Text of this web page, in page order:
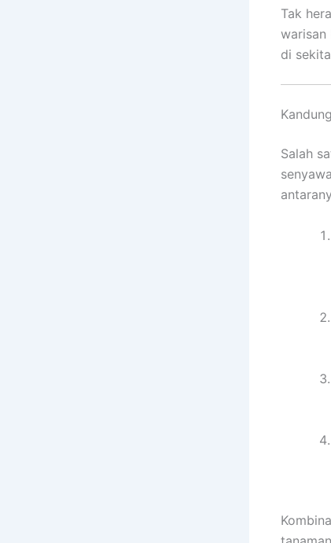
Tak
warisan
di
Salah